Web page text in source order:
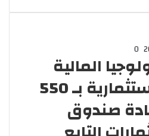
0
المالية
تغلق جولة إستثمارية بـ 550
صندوق